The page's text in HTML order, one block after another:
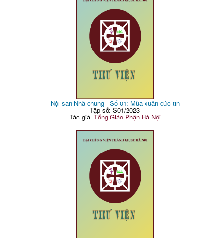
Nội san Nhà chung - Số 01: Mùa xuân đức tin
Tập số: S01/2023
Tác giả: Tổng Giáo Phận Hà Nội